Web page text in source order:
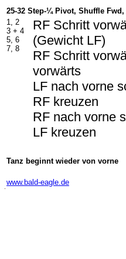
25-32 Step-¼ Pivot, Shuffle
1, 2
3 + 4
5, 6
7, 8
RF Schritt
(Gewicht LF)
RF Schritt
vorwärts
LF nach vorne
RF kreuzen
RF nach vorne
LF kreuzen
Tanz beginnt wieder von vorne
www.bald-eagle.de